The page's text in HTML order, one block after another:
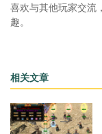
喜欢与其他玩家交流
趣。
相关文章